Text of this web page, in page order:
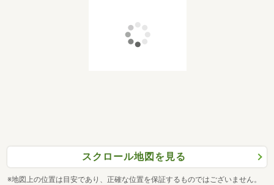
スクロール地図を見る
※地図上の位置は目安であり、正確な位置を保証するものではございません。